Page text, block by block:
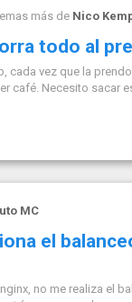
más de Nico
todo al
cada vez que la
café. Necesito sacar
MC
el
no me realiza el